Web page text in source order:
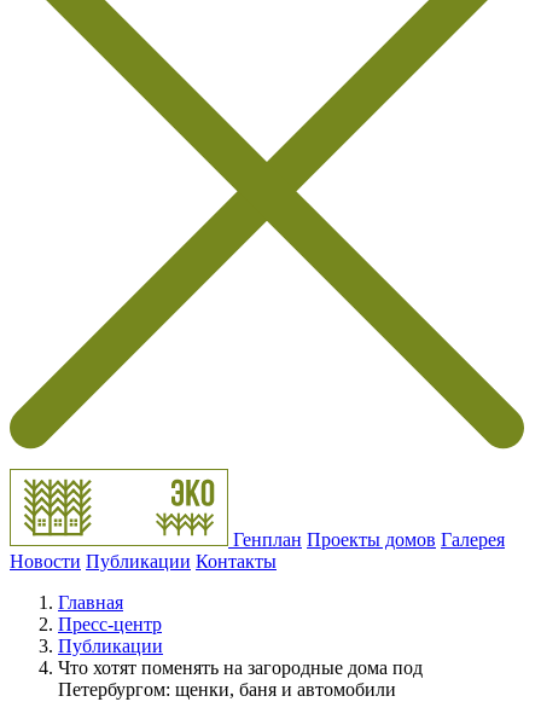
Генплан Проекты домов Галерея
Новости Публикации Контакты
Главная
Пресс-центр
Публикации
Что хотят поменять на загородные дома под
Петербургом: щенки, баня и автомобили